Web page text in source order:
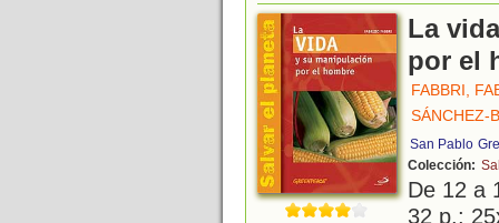
La
por el
FABBRI,
SÁNCHEZ-
San Pablo
Colección:
De 12 a
32 p.;